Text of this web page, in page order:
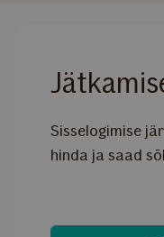
Sisselogimise
hinda ja saad